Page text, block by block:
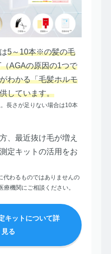
5～10本※の髪の毛
AGAの原因の1つで
わかる「毛髪ホルモ
しています。
長さが足りない場合は10本
、最近抜け毛が増え
定キットの活用をお
わるものではありませんの
機関にご相談ください。
キットについて詳
見る